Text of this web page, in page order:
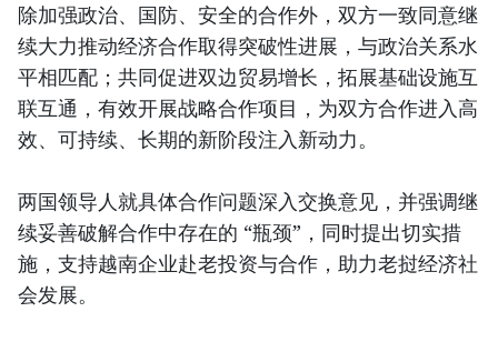
除加强政治、国防、安全的合作外，双方一致同意继
续大力推动经济合作取得突破性进展，与政治关系水
平相匹配；共同促进双边贸易增长，拓展基础设施互
联互通，有效开展战略合作项目，为双方合作进入高
效、可持续、长期的新阶段注入新动力。
两国领导人就具体合作问题深入交换意见，并强调继
续妥善破解合作中存在的 “瓶颈”，同时提出切实措
施，支持越南企业赴老投资与合作，助力老挝经济社
会发展。